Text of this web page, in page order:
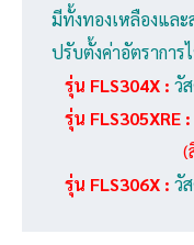
มีทั้งทองเหลืองแล
ปรับตั้งค่าอัตรากา
   รุ่น FLS304X :
วั
รุ่น FLS305XRE
   รุ่น FLS306X :
วั